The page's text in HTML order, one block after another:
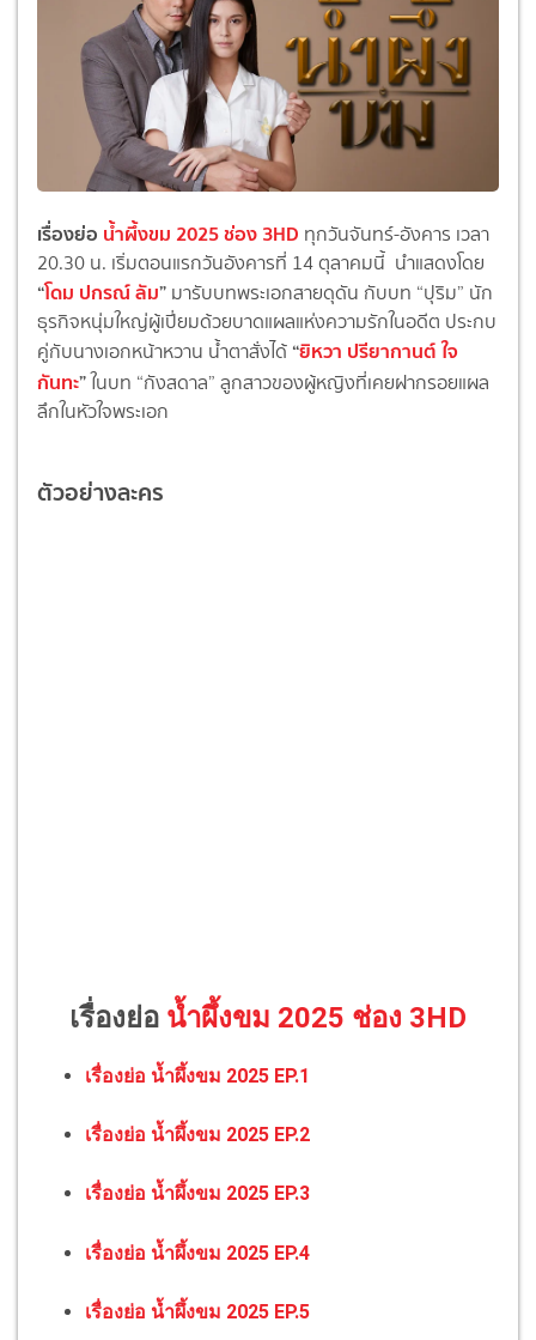
เรื่องย่อ น้ำผึ้งขม 2025 ช่อง 3HD ทุกวันจันทร์-อังคาร เวลา
20.30 น. เริ่มตอนแรกวันอังคารที่ 14 ตุลาคมนี้ นำแสดงโดย
“โดม ปกรณ์ ลัม” มารับบทพระเอกสายดุดัน กับบท “ปุริม” นัก
ธุรกิจหนุ่มใหญ่ผู้เปี่ยมด้วยบาดแผลแห่งความรักในอดีต ประกบ
คู่กับนางเอกหน้าหวาน น้ำตาสั่งได้ “ยิหวา ปรียากานต์ ใจ
กันทะ”ในบท “กังสดาล” ลูกสาวของผู้หญิงที่เคยฝากรอยแผล
ลึกในหัวใจพระเอก
ตัวอย่างละคร
เรื่องย่อ น้ำผึ้งขม 2025 ช่อง 3HD
เรื่องย่อ น้ำผึ้งขม 2025 EP.1
เรื่องย่อ น้ำผึ้งขม 2025 EP.2
เรื่องย่อ น้ำผึ้งขม 2025 EP.3
เรื่องย่อ น้ำผึ้งขม 2025 EP.4
เรื่องย่อ น้ำผึ้งขม 2025 EP.5